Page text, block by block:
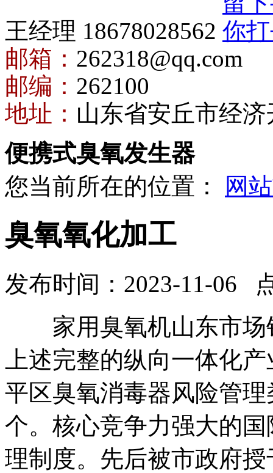
王经理 18678028562
邮箱： 262318@qq.com
邮编： 262100
地址： 山东省安丘市经
便携式臭氧发生器
您当前所在的位置：
网
臭氧氧化加工
发布时间：2023-11-06
家用臭氧机山东市场
上述完整的纵向一体化
平区臭氧消毒器风险管
个。核心竞争力强大的
理制度。先后被市政府